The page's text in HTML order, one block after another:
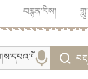
བརྙན་རིས།